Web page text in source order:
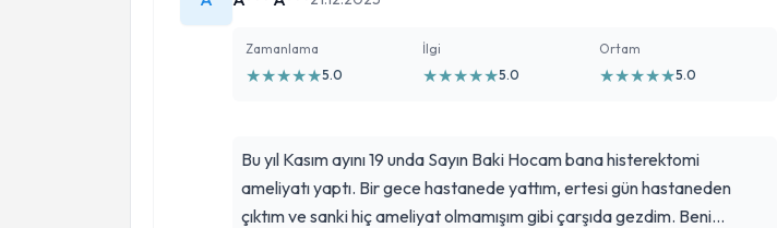
Zamanlama
★★★★★5.0
İlgi
★★★★★5.0
Ortam
★★★★★5.0
Bu yıl Kasım ayını 19 unda Sayın Baki Hocam bana histerektomi
ameliyatı yaptı. Bir gece hastanede yattım, ertesi gün hastaneden
çıktım ve sanki hiç ameliyat olmamışım gibi çarşıda gezdim. Beni